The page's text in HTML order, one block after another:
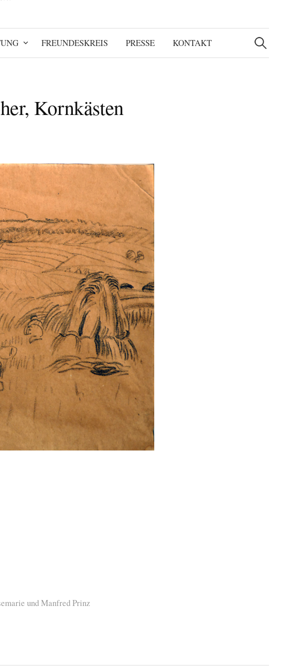
FREUNDESKREIS PRESSE KONTAKT
Suchen
nach:
Kornkästen
und Manfred Prinz